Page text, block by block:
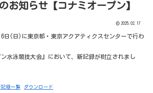
お知らせ【コナミオープン】
2025.02.17
日(日)に東京都・東京アクアティクスセンターで行わ
ン水泳競技大会』において、新記録が樹立されまし
記録一覧 ダウンロード